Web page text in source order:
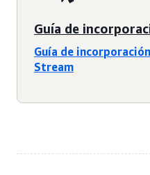
Guía de
Guía de
Stream